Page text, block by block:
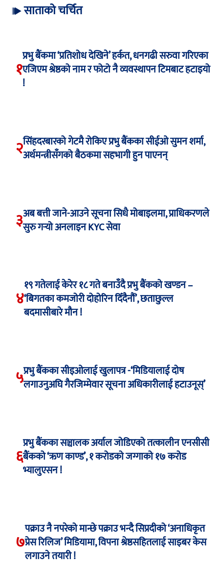
साताको चर्चित
१
प्रभु बैंकमा ‘प्रतिशोध देखिने’ हर्कत, धनगढी सरुवा गरिएका
एजिएम श्रेष्ठको नाम र फोटो नै व्यवस्थापन टिमबाट हटाइयो
!
२सिंहदरबारको गेटमै रोकिए प्रभु बैंकका सीईओ सुमन शर्मा,
अर्थमन्त्रीसँगको बैठकमा सहभागी हुन पाएनन्
३अब बत्ती जाने-आउने सूचना सिधै मोबाइलमा, प्राधिकरणले
सुरु गर्‍यो अनलाइन KYC सेवा
४
१९ गतेलाई केरेर १८ गते बनाउँदै प्रभु बैंकको खण्डन –
‘बिगतका कमजोरी दोहोरिन दिँदैनौं’, छताछुल्ल
बदमासीबारे मौन !
५प्रभु बैंकका सीइओलाई खुलापत्र -‘मिडियालाई दोष
लगाउनुअघि गैरजिम्मेवार सूचना अधिकारीलाई हटाउनूस्’
६
प्रभु बैंकका सञ्चालक अर्याल जोडिएको तत्कालीन एनसीसी
बैंकको ‘ऋण काण्ड’, १ करोडको जग्गाको १७ करोड
भ्यालुएसन !
७
पक्राउ नै नपरेको मान्छे पक्राउ भन्दै सिप्रदीको ‘अनाधिकृत
प्रेस रिलिज’ मिडियामा, विपना श्रेष्ठसहितलाई साइबर केस
लगाउने तयारी !